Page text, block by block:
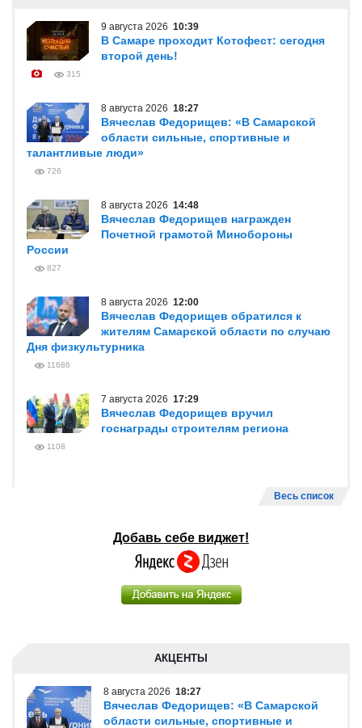
9 августа 2026 10:39
В Самаре проходит Котофест: сегодня
второй день!
315
8 августа 2026 18:27
Вячеслав Федорищев: «В Самарской
области сильные, спортивные и
талантливые люди»
726
8 августа 2026 14:48
Вячеслав Федорищев награжден
Почетной грамотой Минобороны
России
827
8 августа 2026 12:00
Вячеслав Федорищев обратился к
жителям Самарской области по случаю
Дня физкультурника
11686
7 августа 2026 17:29
Вячеслав Федорищев вручил
госнаграды строителям региона
1108
Весь список
Добавь себе виджет!
АКЦЕНТЫ
8 августа 2026 18:27
Вячеслав Федорищев: «В Самарской
области сильные, спортивные и